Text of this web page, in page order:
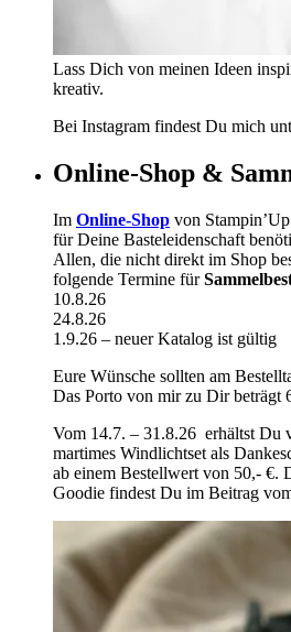
Lass Dich von meinen Ideen
kreativ.
Bei Instagram findest Du mich
Online-Shop &
Im Online-Shop von
für Deine Basteleidenschaft
Allen, die nicht direkt im Shop
folgende Termine für
10.8.26
24.8.26
1.9.26 – neuer Katalog ist gültig
Eure Wünsche sollten am
Das Porto von mir zu Dir beträgt
Vom 14.7. – 31.8.26 erhältst Du
martimes Windlichtset als
ab einem Bestellwert von 50,- €.
Goodie findest Du im Beitrag